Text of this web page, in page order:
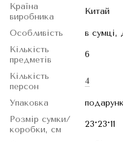
Країна
виробника
Китай
Особливість
в сумці,
Кількість
предметів
6
Кількість
персон
4
Упаковка
Розмір сумки/
коробки, см
23*23*11